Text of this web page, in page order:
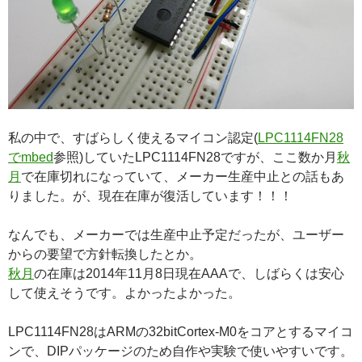
私の中で、すばらしく使えるマイコン認定(LPC1114FN28
でmbed参照)していたLPC1114FN28ですが、ここ数か月 秋
月 で在庫切れになっていて、メーカー生産中止との話もあ
りました。が、現在在庫が復活しています！！！
なんでも、メーカーでは生産中止予定だったが、ユーザー
からの要望で方針転換したとか。
秋月 の在庫は2014年11月8日現在AAAで、しばらくは安心
して使えそうです。よかったよかった。
LPC1114FN28はARMの32bitCortex-M0をコアとするマイコ
ンで、DIPパッケージのため自作や実験で使いやすいです。